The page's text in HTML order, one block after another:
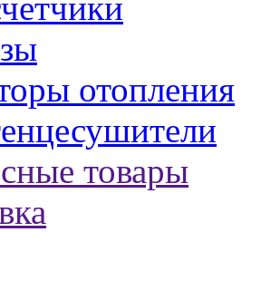
отопления
товары